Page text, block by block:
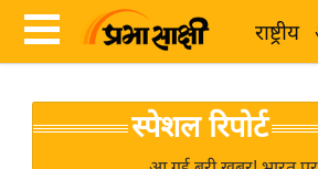
राष्ट्रीय
News
स्पेशल रिपोर्ट